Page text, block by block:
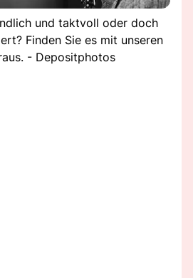
und taktvoll oder doch
Finden Sie es mit unseren
- Depositphotos